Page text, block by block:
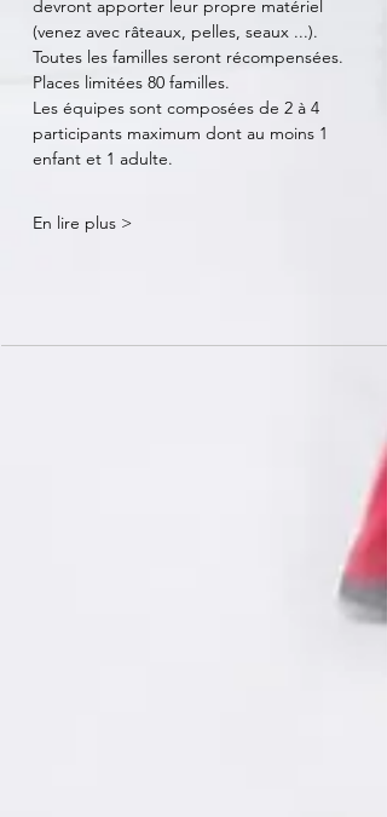
devront apporter leur propre matériel
(venez avec râteaux, pelles, seaux ...).
Toutes les familles seront récompensées.
Places limitées 80 familles.
Les équipes sont composées de 2 à 4
participants maximum dont au moins 1
enfant et 1 adulte.
En lire plus >